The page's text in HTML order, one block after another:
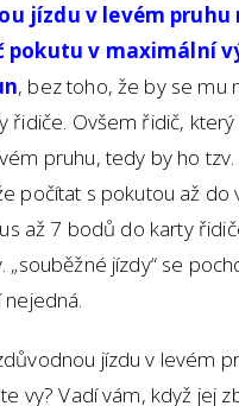
jízdu v levém pruhu
pokutu v maximální
, bez toho, že by se mu
řidiče. Ovšem řidič, který
pruhu, tedy by ho tzv.
počítat s pokutou až do
až 7 bodů do karty
„souběžné jízdy“ se
jízdu v levém
vy? Vadí vám, když jej